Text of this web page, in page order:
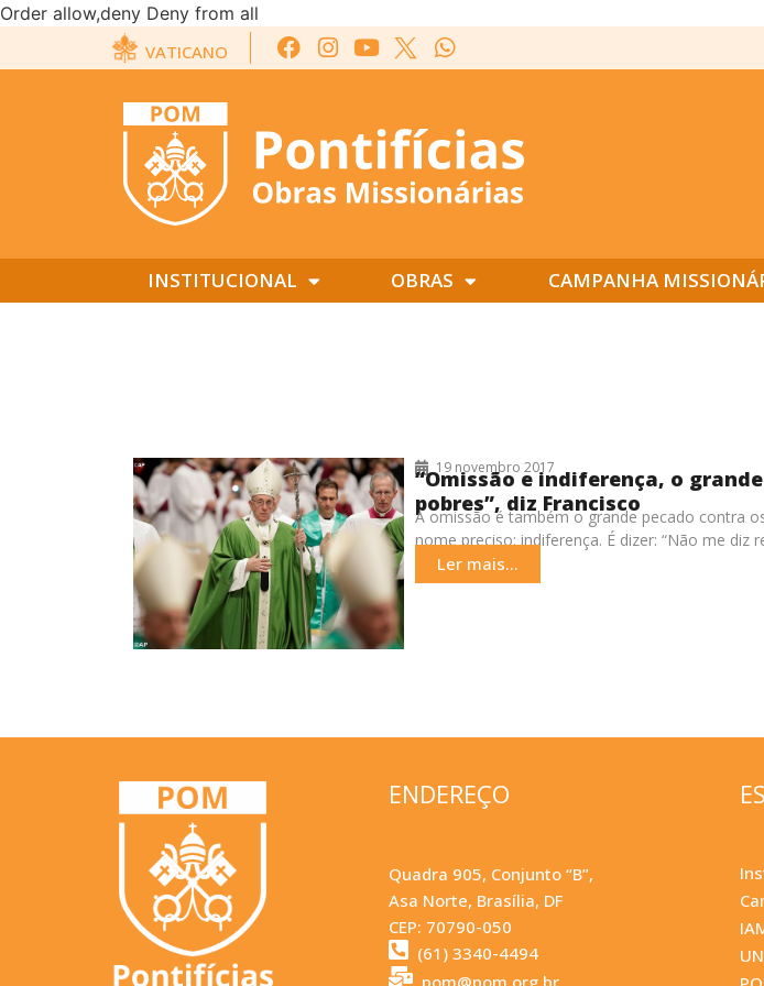
Order allow,deny Deny from all
VATICANO
INSTITUCIONAL OBRAS CAMPANHA
19 novembro 2017
“Omissão e indiferença, o
pobres”, diz Francisco
A omissão é também o grande pecado contra
nome preciso: indiferença. É dizer: “Não me diz
Ler mais...
ENDEREÇO
Quadra 905, Conjunto “B”,
Asa Norte, Brasília, DF
CEP: 70790-050
(61) 3340-4494
pom@pom.org.br